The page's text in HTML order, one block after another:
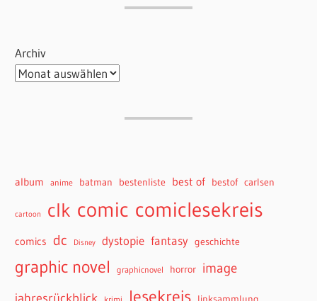
Archiv
album anime batman bestenliste best of bestof carlsen
cartoon clk comic comiclesekreis
comics dc Disney dystopie fantasy geschichte
graphic novel graphicnovel horror image
lesekreis